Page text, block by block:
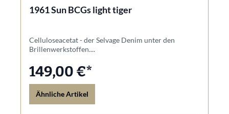
1961 Sun BCGs light tiger
Celluloseacetat - der Selvage Denim unter den
Brillenwerkstoffen....
149,00 €*
Ähnliche Artikel